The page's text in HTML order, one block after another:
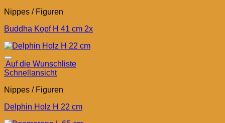
Nippes / Figuren
Buddha Kopf H 41 cm 2x
Auf die Wunschliste
Schnellansicht
Nippes / Figuren
Delphin Holz H 22 cm